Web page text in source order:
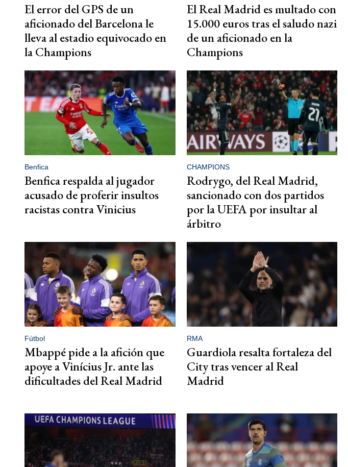
El error del GPS de un
aficionado del Barcelona le
lleva al estadio equivocado en
la Champions
El Real Madrid es multado con
15.000 euros tras el saludo nazi
de un aficionado en la
Champions
Benfica
Benfica respalda al jugador
acusado de proferir insultos
racistas contra Vinicius
CHAMPIONS
Rodrygo, del Real Madrid,
sancionado con dos partidos
por la UEFA por insultar al
árbitro
Fútbol
Mbappé pide a la afición que
apoye a Vinícius Jr. ante las
dificultades del Real Madrid
RMA
Guardiola resalta fortaleza del
City tras vencer al Real
Madrid